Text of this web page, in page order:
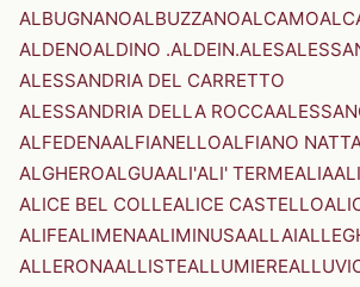
ALBUGNANOALBUZZANOALCAMO
ALDENOALDINO .ALDEIN.ALES
ALESSANDRIA DEL CARRETTO
ALESSANDRIA DELLA ROCCA
ALFEDENAALFIANELLOALFIANO
ALGHEROALGUAALI'ALI' TERMEALIA
ALICE BEL COLLEALICE CASTELLO
ALIFEALIMENAALIMINUSAALLAI
ALLERONAALLISTEALLUMIERE